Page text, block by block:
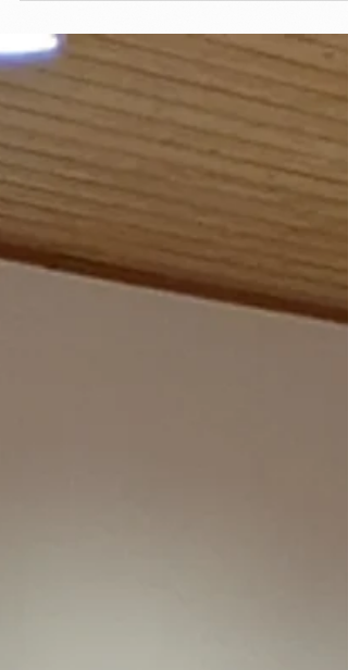
あと、地元豊岡市の門間市長より歓迎の挨拶をい
ただき、兵庫県立コウノトリの郷公園の上甫木...